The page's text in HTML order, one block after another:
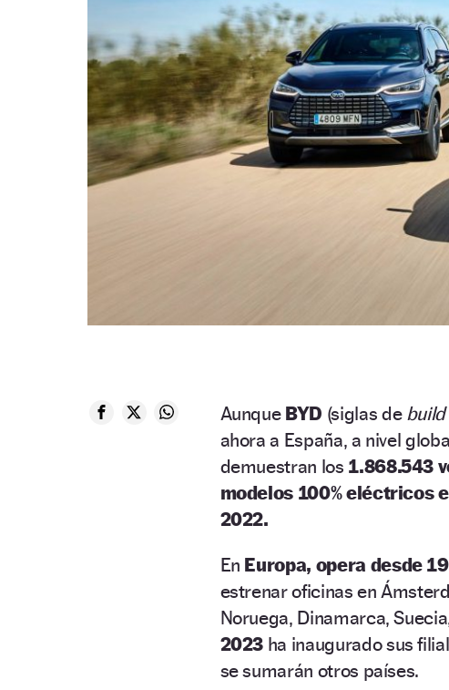
Aunque BYD (siglas de
ahora a España, a nivel
demuestran los 1.868.543
modelos 100% eléctricos
2022.
En Europa, opera desde
estrenar oficinas en
Noruega, Dinamarca,
2023 ha inaugurado sus
se sumarán otros países.